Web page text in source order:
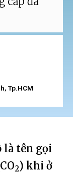
Tp.HCM
là tên gọi
2) khi ở